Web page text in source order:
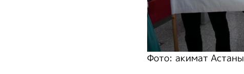
Фото: акимат Астаны